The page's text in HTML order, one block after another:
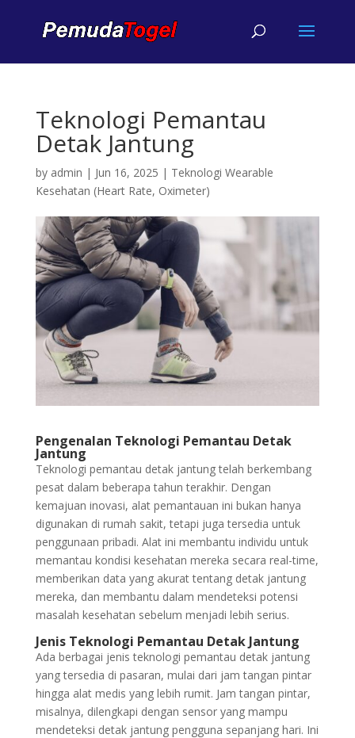
Teknologi Pemantau
Detak Jantung
by admin | Jun 16, 2025 | Teknologi Wearable
Kesehatan (Heart Rate, Oximeter)
Pengenalan Teknologi Pemantau Detak
Jantung
Teknologi pemantau detak jantung telah berkembang
pesat dalam beberapa tahun terakhir. Dengan
kemajuan inovasi, alat pemantauan ini bukan hanya
digunakan di rumah sakit, tetapi juga tersedia untuk
penggunaan pribadi. Alat ini membantu individu untuk
memantau kondisi kesehatan mereka secara real-time,
memberikan data yang akurat tentang detak jantung
mereka, dan membantu dalam mendeteksi potensi
masalah kesehatan sebelum menjadi lebih serius.
Jenis Teknologi Pemantau Detak Jantung
Ada berbagai jenis teknologi pemantau detak jantung
yang tersedia di pasaran, mulai dari jam tangan pintar
hingga alat medis yang lebih rumit. Jam tangan pintar,
misalnya, dilengkapi dengan sensor yang mampu
mendeteksi detak jantung pengguna sepanjang hari. Ini